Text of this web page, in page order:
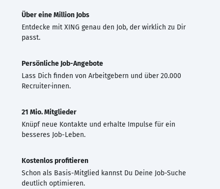
Über eine Million Jobs
Entdecke mit XING genau den Job, der wirklich zu Dir
passt.
Persönliche Job-Angebote
Lass Dich finden von Arbeitgebern und über 20.000
Recruiter·innen.
21 Mio. Mitglieder
Knüpf neue Kontakte und erhalte Impulse für ein
besseres Job-Leben.
Kostenlos profitieren
Schon als Basis-Mitglied kannst Du Deine Job-Suche
deutlich optimieren.